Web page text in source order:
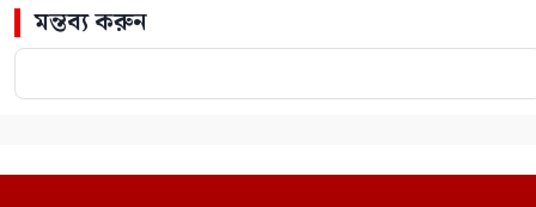
মন্তব্য করুন